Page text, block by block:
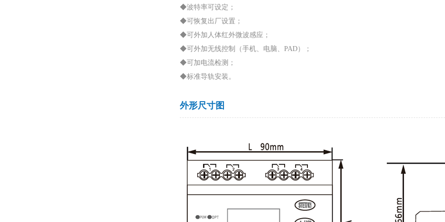
◆波特率可设定；
◆可恢复出厂设置；
◆可外加人体红外微波感应；
◆可外加无线控制（手机、电脑、PAD）；
◆可加电流检测；
◆标准导轨安装。
外形尺寸图